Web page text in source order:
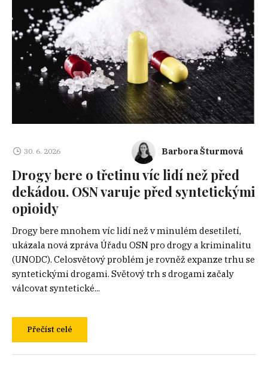
30. 6. 2026 Barbora Šturmová
Drogy bere o třetinu víc lidí než před
dekádou. OSN varuje před syntetickými
opioidy
Drogy bere mnohem víc lidí než v minulém desetiletí,
ukázala nová zpráva Úřadu OSN pro drogy a kriminalitu
(UNODC). Celosvětový problém je rovněž expanze trhu se
syntetickými drogami. Světový trh s drogami začaly
válcovat syntetické...
Přečíst celé